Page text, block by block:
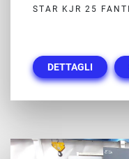
STAR KJR 25
DETTAGLI